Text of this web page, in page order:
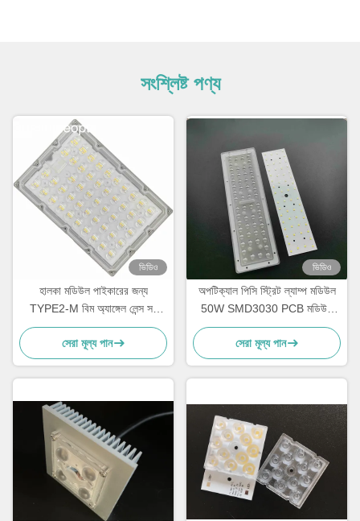
সংশ্লিষ্ট পণ্য
ভিডিও
হালকা মডিউল পাইকারের জন্য
TYPE2-M বিম অ্যাঙ্গেল লেন্স সহ
150W SMD 3030 LED PCB
বোর্ড
সেরা মূল্য পান
ভিডিও
অপটিক্যাল পিসি স্ট্রিট ল্যাম্প মডিউল
50W SMD3030 PCB মডিউল
স্ট্রিট লাইট অ্যারে লেন্স
সেরা মূল্য পান